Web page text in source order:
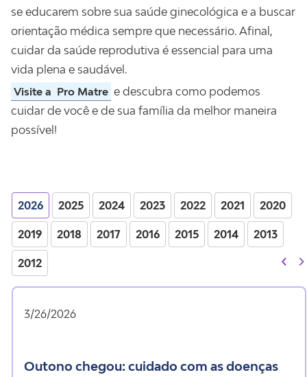
se educarem sobre sua saúde ginecológica e a buscar
orientação médica sempre que necessário. Afinal,
cuidar da saúde reprodutiva é essencial para uma
vida plena e saudável.
Visite a Pro Matre e descubra como podemos
cuidar de você e de sua família da melhor maneira
possível!
2026 2025 2024 2023 2022 2021 2020
2019 2018 2017 2016 2015 2014 2013
2012
3/26/2026
outono chegou: cuidado com as doenças